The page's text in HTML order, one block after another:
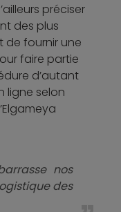
préciser
des plus
de fournir une
faire partie
d’autant
ligne selon
nos
des